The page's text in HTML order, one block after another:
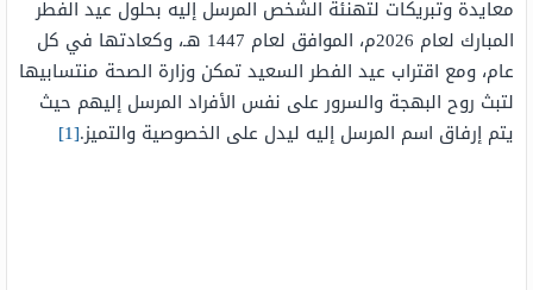
معايدة وتبريكات لتهنئة الشخص المرسل إليه بحلول عيد الفطر
المبارك لعام 2026م، الموافق لعام 1447 هـ، وكعادتها في كل
عام، ومع اقتراب عيد الفطر السعيد تمكن وزارة الصحة منتسابيها
لتبث روح البهجة والسرور على نفس الأفراد المرسل إليهم حيث
يتم إرفاق اسم المرسل إليه ليدل على الخصوصية والتميز.[1]